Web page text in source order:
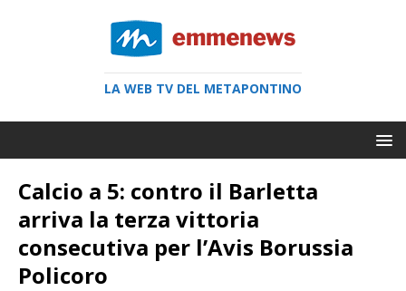
LA WEB TV DEL METAPONTINO
Calcio a 5: contro il Barletta
arriva la terza vittoria
consecutiva per l’Avis Borussia
Policoro